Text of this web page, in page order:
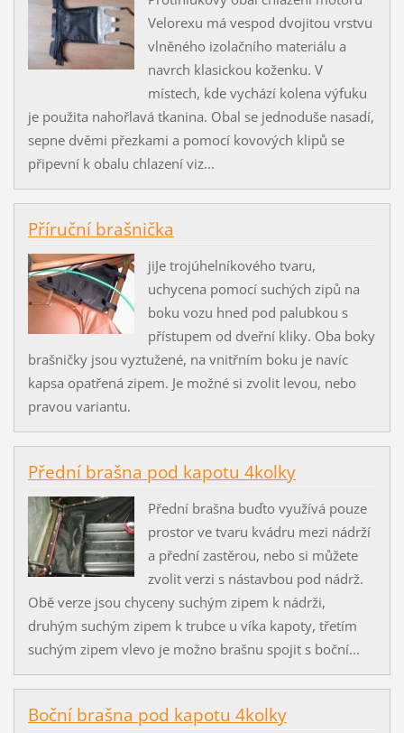
Velorexu má vespod dvojitou vrstvu
vlněného izolačního materiálu a
navrch klasickou koženku. V
místech, kde vychází kolena výfuku
je použita nahořlavá tkanina. Obal se jednoduše nasadí,
sepne dvěmi přezkami a pomocí kovových klipů se
připevní k obalu chlazení viz...
Příruční brašnička
jiJe trojúhelníkového tvaru,
uchycena pomocí suchých zipů na
boku vozu hned pod palubkou s
přístupem od dveřní kliky. Oba boky
brašničky jsou vyztužené, na vnitřním boku je navíc
kapsa opatřená zipem. Je možné si zvolit levou, nebo
pravou variantu.
Přední brašna pod kapotu 4kolky
Přední brašna buďto využívá pouze
prostor ve tvaru kvádru mezi nádrží
a přední zastěrou, nebo si můžete
zvolit verzi s nástavbou pod nádrž.
Obě verze jsou chyceny suchým zipem k nádrži,
druhým suchým zipem k trubce u víka kapoty, třetím
suchým zipem vlevo je možno brašnu spojit s boční...
Boční brašna pod kapotu 4kolky